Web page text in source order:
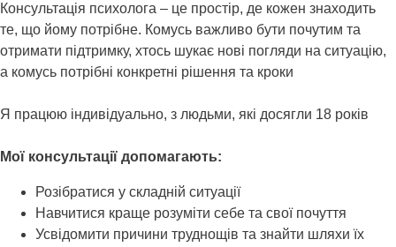
Консультація психолога – це простір, де кожен знаходить
те, що йому потрібне. Комусь важливо бути почутим та
отримати підтримку, хтось шукає нові погляди на ситуацію,
а комусь потрібні конкретні рішення та кроки
Я працюю індивідуально, з людьми, які досягли 18 років
Мої консультації допомагають:
Розібратися у складній ситуації
Навчитися краще розуміти себе та свої почуття
Усвідомити причини труднощів та знайти шляхи їх